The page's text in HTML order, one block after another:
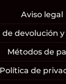
Aviso legal
de devolución
Métodos de
Política de